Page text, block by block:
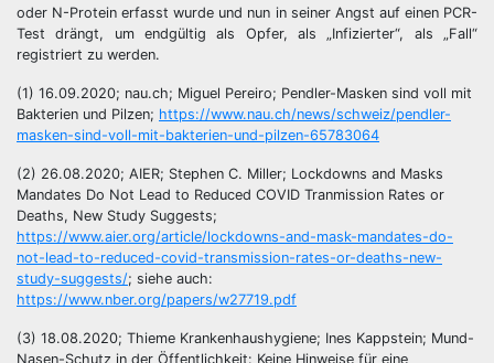
oder N-Protein erfasst wurde und nun in seiner Angst auf einen PCR-
Test drängt, um endgültig als Opfer, als „Infizierter“, als „Fall“
registriert zu werden.
(1) 16.09.2020; nau.ch; Miguel Pereiro; Pendler-Masken sind voll mit
Bakterien und Pilzen; https://www.nau.ch/news/schweiz/pendler-
masken-sind-voll-mit-bakterien-und-pilzen-65783064
(2) 26.08.2020; AIER; Stephen C. Miller; Lockdowns and Masks
Mandates Do Not Lead to Reduced COVID Tranmission Rates or
Deaths, New Study Suggests;
https://www.aier.org/article/lockdowns-and-mask-mandates-do-
not-lead-to-reduced-covid-transmission-rates-or-deaths-new-
study-suggests/; siehe auch:
https://www.nber.org/papers/w27719.pdf
(3) 18.08.2020; Thieme Krankenhaushygiene; Ines Kappstein; Mund-
Nasen-Schutz in der Öffentlichkeit: Keine Hinweise für eine